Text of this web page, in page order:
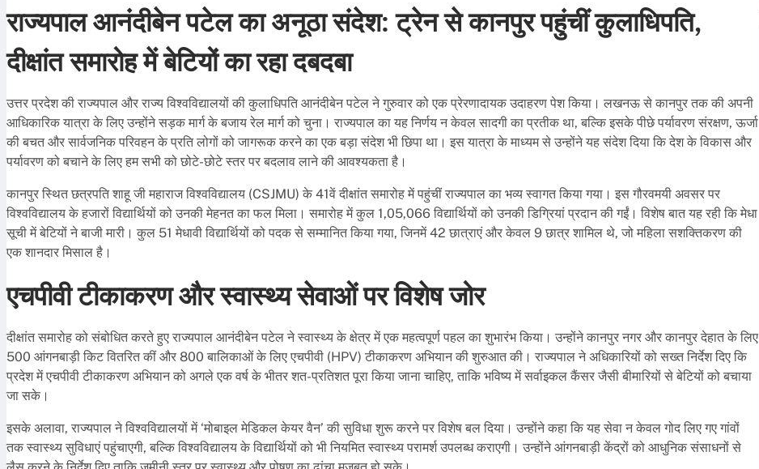
राज्यपाल आनंदीबेन पटेल का अनूठा संदेश: ट्रेन से कानपुर पहुंचीं कुलाधिपति,
दीक्षांत समारोह में बेटियों का रहा दबदबा
उत्तर प्रदेश की राज्यपाल और राज्य विश्वविद्यालयों की कुलाधिपति आनंदीबेन पटेल ने गुरुवार को एक प्रेरणादायक उदाहरण पेश किया। लखनऊ से कानपुर तक की अपनी
आधिकारिक यात्रा के लिए उन्होंने सड़क मार्ग के बजाय रेल मार्ग को चुना। राज्यपाल का यह निर्णय न केवल सादगी का प्रतीक था, बल्कि इसके पीछे पर्यावरण संरक्षण, ऊर्जा
की बचत और सार्वजनिक परिवहन के प्रति लोगों को जागरूक करने का एक बड़ा संदेश भी छिपा था। इस यात्रा के माध्यम से उन्होंने यह संदेश दिया कि देश के विकास और
पर्यावरण को बचाने के लिए हम सभी को छोटे-छोटे स्तर पर बदलाव लाने की आवश्यकता है।
कानपुर स्थित छत्रपति शाहू जी महाराज विश्वविद्यालय (CSJMU) के 41वें दीक्षांत समारोह में पहुंचीं राज्यपाल का भव्य स्वागत किया गया। इस गौरवमयी अवसर पर
विश्वविद्यालय के हजारों विद्यार्थियों को उनकी मेहनत का फल मिला। समारोह में कुल 1,05,066 विद्यार्थियों को उनकी डिग्रियां प्रदान की गईं। विशेष बात यह रही कि मेधा
सूची में बेटियों ने बाजी मारी। कुल 51 मेधावी विद्यार्थियों को पदक से सम्मानित किया गया, जिनमें 42 छात्राएं और केवल 9 छात्र शामिल थे, जो महिला सशक्तिकरण की
एक शानदार मिसाल है।
एचपीवी टीकाकरण और स्वास्थ्य सेवाओं पर विशेष जोर
दीक्षांत समारोह को संबोधित करते हुए राज्यपाल आनंदीबेन पटेल ने स्वास्थ्य के क्षेत्र में एक महत्वपूर्ण पहल का शुभारंभ किया। उन्होंने कानपुर नगर और कानपुर देहात के लिए
500 आंगनबाड़ी किट वितरित कीं और 800 बालिकाओं के लिए एचपीवी (HPV) टीकाकरण अभियान की शुरुआत की। राज्यपाल ने अधिकारियों को सख्त निर्देश दिए कि
प्रदेश में एचपीवी टीकाकरण अभियान को अगले एक वर्ष के भीतर शत-प्रतिशत पूरा किया जाना चाहिए, ताकि भविष्य में सर्वाइकल कैंसर जैसी बीमारियों से बेटियों को बचाया
जा सके।
इसके अलावा, राज्यपाल ने विश्वविद्यालयों में ‘मोबाइल मेडिकल केयर वैन’ की सुविधा शुरू करने पर विशेष बल दिया। उन्होंने कहा कि यह सेवा न केवल गोद लिए गए गांवों
तक स्वास्थ्य सुविधाएं पहुंचाएगी, बल्कि विश्वविद्यालय के विद्यार्थियों को भी नियमित स्वास्थ्य परामर्श उपलब्ध कराएगी। उन्होंने आंगनबाड़ी केंद्रों को आधुनिक संसाधनों से